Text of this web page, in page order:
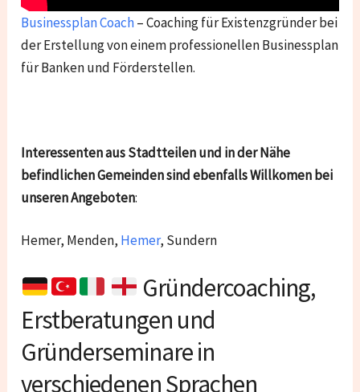
Businessplan Coach– Coaching für Existenzgründer bei
der Erstellung von einem professionellen Businessplan
für Banken und Förderstellen.
Interessenten aus Stadtteilen und in der Nähe
befindlichen Gemeinden sind ebenfalls Willkomen bei
unseren Angeboten:
Hemer, Menden, Hemer, Sundern
Gründercoaching,
Erstberatungen und
Gründerseminare in
verschiedenen Sprachen